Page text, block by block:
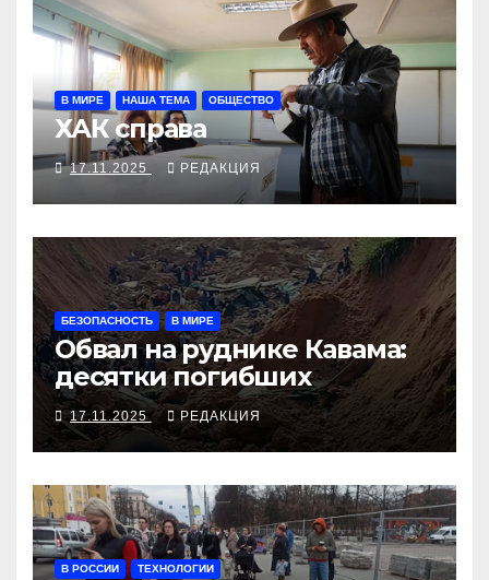
В МИРЕ НАША ТЕМА ОБЩЕСТВО
ХАК справа
17.11.2025 РЕДАКЦИЯ
БЕЗОПАСНОСТЬ В МИРЕ
Обвал на руднике Кавама:
десятки погибших
17.11.2025 РЕДАКЦИЯ
В РОССИИ ТЕХНОЛОГИИ